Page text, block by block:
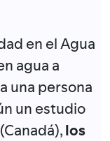
en el Agua
agua a
una persona
un estudio
los